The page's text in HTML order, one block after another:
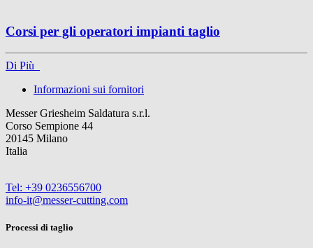
Corsi per gli operatori impianti taglio
Di Più
Informazioni sui fornitori
Messer Griesheim Saldatura s.r.l.
Corso Sempione 44
20145 Milano
Italia
Tel: +39 0236556700
info-it@messer-cutting.com
Processi di taglio